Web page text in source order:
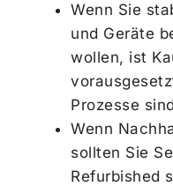
Wenn Sie
und Geräte
wollen, ist
Prozesse
Wenn
sollten Sie
Refurbished